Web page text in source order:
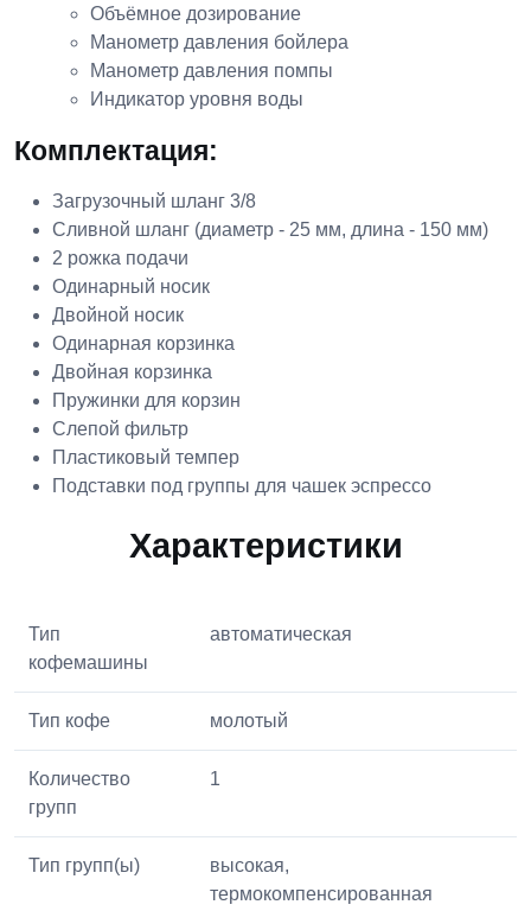
Объёмное дозирование
Манометр давления бойлера
Манометр давления помпы
Индикатор уровня воды​
Комплектация:
Загрузочный шланг 3/8
Сливной шланг (диаметр - 25 мм, длина - 150 мм)
2 рожка подачи
Одинарный носик
Двойной носик
Одинарная корзинка
Двойная корзинка
Пружинки для корзин
Слепой фильтр
Пластиковый темпер
Подставки под группы для чашек эспрессо
Характеристики
Тип
кофемашины
автоматическая
Тип кофе молотый
Количество
групп
1
Тип групп(ы)
высокая,
термокомпенсированная